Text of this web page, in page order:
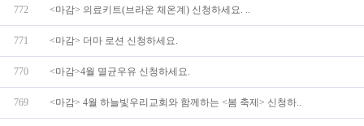
772 <마감> 의료키트(브라운 체온계) 신청하세요. ..
771 <마감> 더마 로션 신청하세요.
770 <마감>4월 멸균우유 신청하세요.
769 <마감> 4월 하늘빛우리교회와 함께하는 <봄 축제> 신청하..